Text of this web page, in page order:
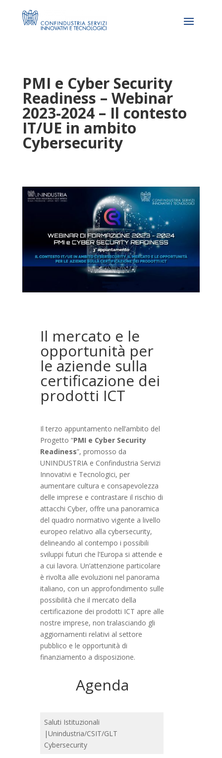
PMI e Cyber Security
Readiness – Webinar
2023-2024 – Il contesto
IT/UE in ambito
Cybersecurity
Il mercato e le
opportunità per
le aziende sulla
certificazione dei
prodotti ICT
Il terzo appuntamento nell’ambito del
Progetto “PMI e Cyber Security
Readiness”, promosso da
UNINDUSTRIA e Confindustria Servizi
Innovativi e Tecnologici, per
aumentare cultura e consapevolezza
delle imprese e contrastare il rischio di
attacchi Cyber, offre una panoramica
del quadro normativo vigente a livello
europeo relativo alla cybersecurity,
delineando al contempo i possibili
sviluppi futuri che l’Europa si attende e
a cui lavora. Un’attenzione particolare
è rivolta alle evoluzioni nel panorama
italiano, con un approfondimento sulle
possibilità che il mercato della
certificazione dei prodotti ICT apre alle
nostre imprese, non tralasciando gli
aggiornamenti relativi al settore
pubblico e le opportunità di
finanziamento a disposizione.
Agenda
Saluti Istituzionali
|Unindustria/CSIT/GLT
Cybersecurity